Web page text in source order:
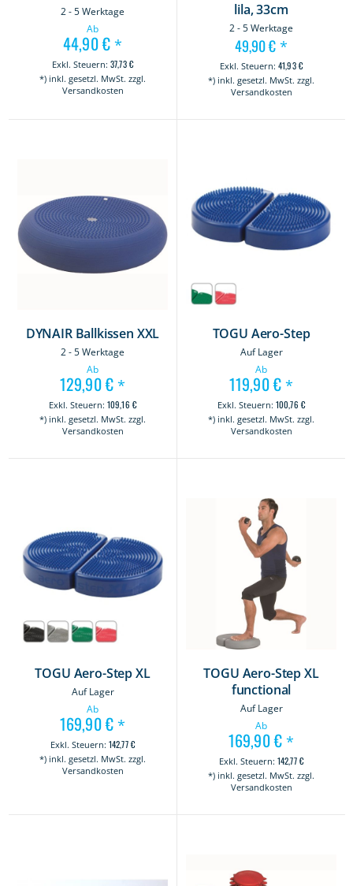
2 - 5 Werktage
Ab
44,90 €*
37,73 €
*) inkl. gesetzl. MwSt. zzgl.
Versandkosten
lila, 33cm
2 - 5 Werktage
49,90 € *
41,93 €
*) inkl. gesetzl. MwSt. zzgl.
Versandkosten
DYNAIR Ballkissen XXL
2 - 5 Werktage
Ab
129,90 €*
109,16 €
*) inkl. gesetzl. MwSt. zzgl.
Versandkosten
TOGU Aero-Step
Auf Lager
Ab
119,90 €*
100,76 €
*) inkl. gesetzl. MwSt. zzgl.
Versandkosten
TOGU Aero-Step XL
Auf Lager
Ab
169,90 €*
142,77 €
*) inkl. gesetzl. MwSt. zzgl.
Versandkosten
TOGU Aero-Step XL
functional
Auf Lager
Ab
169,90 €*
142,77 €
*) inkl. gesetzl. MwSt. zzgl.
Versandkosten